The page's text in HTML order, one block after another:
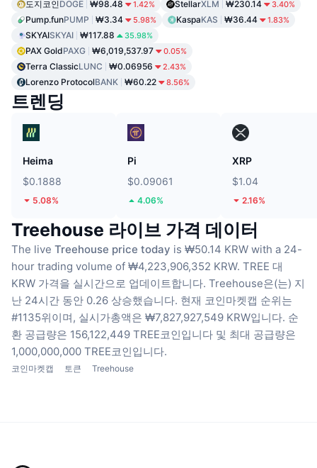
도지코인DOGE ₩98.48 1.42% StellarXLM ₩230.14 3.40%
Pump.funPUMP ₩3.34 5.98% KaspaKAS ₩36.44 1.83%
SKYAISKYAI ₩117.88 35.98%
PAX GoldPAXG ₩6,019,537.97 0.05%
Terra ClassicLUNC ₩0.06956 2.43%
Lorenzo ProtocolBANK ₩60.22 8.56%
트렌딩
Heima
$0.1888
5.08%
Pi
$0.09061
4.06%
XRP
$1.04
2.16%
Treehouse 라이브 가격 데이터
The live Treehouse price today is ₩50.14 KRW with a 24-
hour trading volume of ₩4,223,906,352 KRW. TREE 대
KRW 가격을 실시간으로 업데이트합니다. Treehouse은(는) 지
난 24시간 동안 0.26 상승했습니다. 현재 코인마켓캡 순위는
#1135위이며, 실시가총액은 ₩7,827,927,549 KRW입니다. 순
환 공급량은 156,122,449 TREE코인입니다 및 최대 공급량은
1,000,000,000 TREE코인입니다.
코인마켓캡 토큰 Treehouse